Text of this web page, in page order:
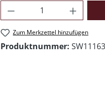
Produkt Anzahl:
Zum Merkzettel hinzufügen
Produktnummer: